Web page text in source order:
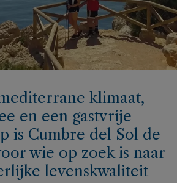
klimaat,
en een gastvrije
is Cumbre del Sol de
wie op zoek is naar
levenskwaliteit